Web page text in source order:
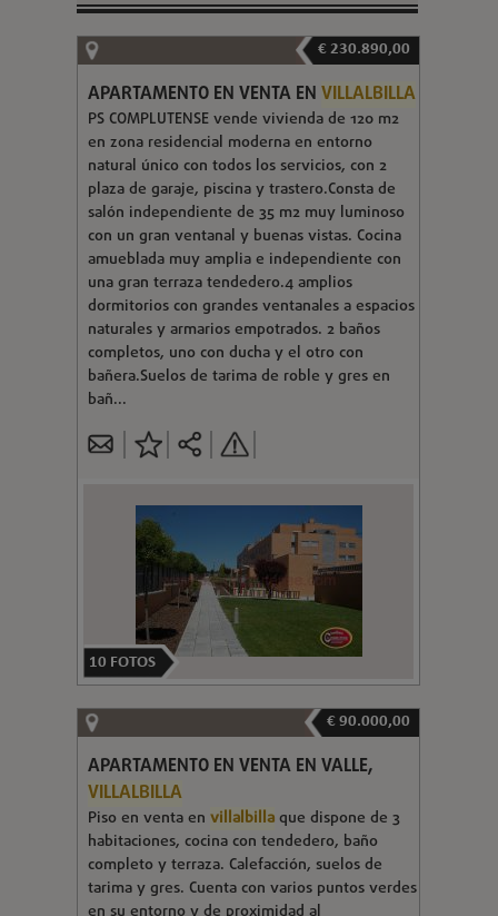
€ 230.890,00
APARTAMENTO EN VENTA EN VILLALBILLA
PS COMPLUTENSE vende vivienda de 120 m2
en zona residencial moderna en entorno
natural único con todos los servicios, con 2
plaza de garaje, piscina y trastero.Consta de
salón independiente de 35 m2 muy luminoso
con un gran ventanal y buenas vistas. Cocina
amueblada muy amplia e independiente con
una gran terraza tendedero.4 amplios
dormitorios con grandes ventanales a espacios
naturales y armarios empotrados. 2 baños
completos, uno con ducha y el otro con
bañera.Suelos de tarima de roble y gres en
bañ...
10 FOTOS
€ 90.000,00
APARTAMENTO EN VENTA EN VALLE,
VILLALBILLA
Piso en venta en villalbillaque dispone de 3
habitaciones, cocina con tendedero, baño
completo y terraza. Calefacción, suelos de
tarima y gres. Cuenta con varios puntos verdes